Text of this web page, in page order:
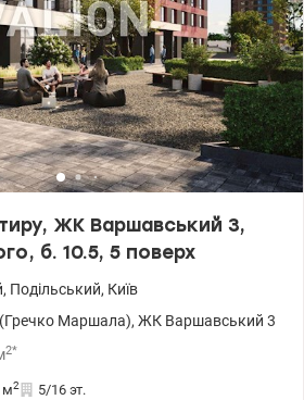
ЖК Варшавський 3,
б. 10.5, 5 поверх
, Подільський, Київ
(Гречко Маршала), ЖК Варшавський 3
2*
м2 5/16 эт.